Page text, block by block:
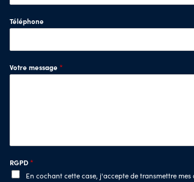
Téléphone
Votre message *
RGPD *
En cochant cette case, j'accepte de transmettre mes